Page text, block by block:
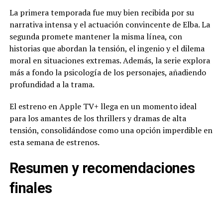
La primera temporada fue muy bien recibida por su
narrativa intensa y el actuación convincente de Elba. La
segunda promete mantener la misma línea, con
historias que abordan la tensión, el ingenio y el dilema
moral en situaciones extremas. Además, la serie explora
más a fondo la psicología de los personajes, añadiendo
profundidad a la trama.
El estreno en Apple TV+ llega en un momento ideal
para los amantes de los thrillers y dramas de alta
tensión, consolidándose como una opción imperdible en
esta semana de estrenos.
Resumen y recomendaciones
finales